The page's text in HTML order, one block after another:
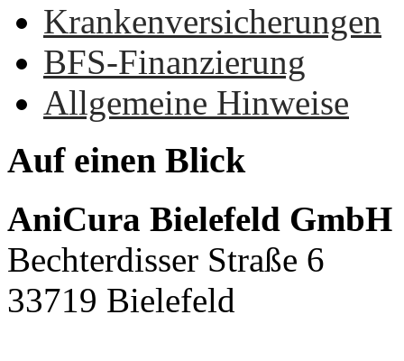
Krankenversicherungen
BFS-Finanzierung
Allgemeine Hinweise
Auf einen Blick
AniCura Bielefeld GmbH
Bechterdisser Straße 6
33719 Bielefeld